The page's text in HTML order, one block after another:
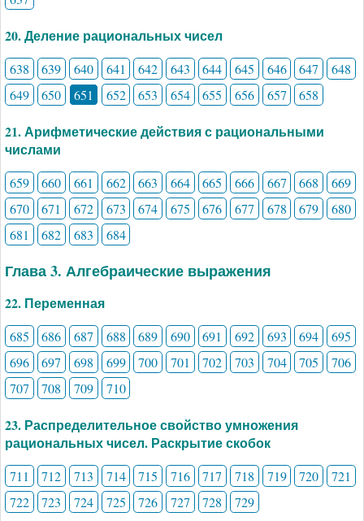
20. Деление рациональных чисел
638 639 640 641 642 643 644 645 646 647
648
649
650 651 652 653 654 655 656 657 658
21. Арифметические действия с рациональными
числами
659 660 661 662 663 664 665 666 667 668
669
670
671 672 673 674 675 676 677 678 679
680
681
682 683 684
Глава 3. Алгебраические выражения
22. Переменная
685 686 687 688 689 690 691 692 693 694
695
696
697 698 699 700 701 702 703 704 705
706
707
708 709 710
23. Распределительное свойство умножения
рациональных чисел. Раскрытие скобок
711 712 713 714 715 716 717 718 719 720
721
722
723 724 725 726 727 728 729